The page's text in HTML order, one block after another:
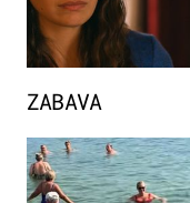
ZABAVA